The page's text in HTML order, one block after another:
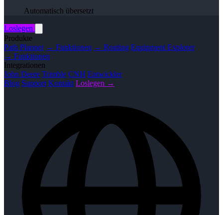
Automatisch übersetzt
Loslegen
Produkte
Path Planner → Funktionen → Routing Equipment Explorer
→ Funktionen
Integrationen
John Deere Trimble CNH Entwickler
Blog Support Kontakt Loslegen →